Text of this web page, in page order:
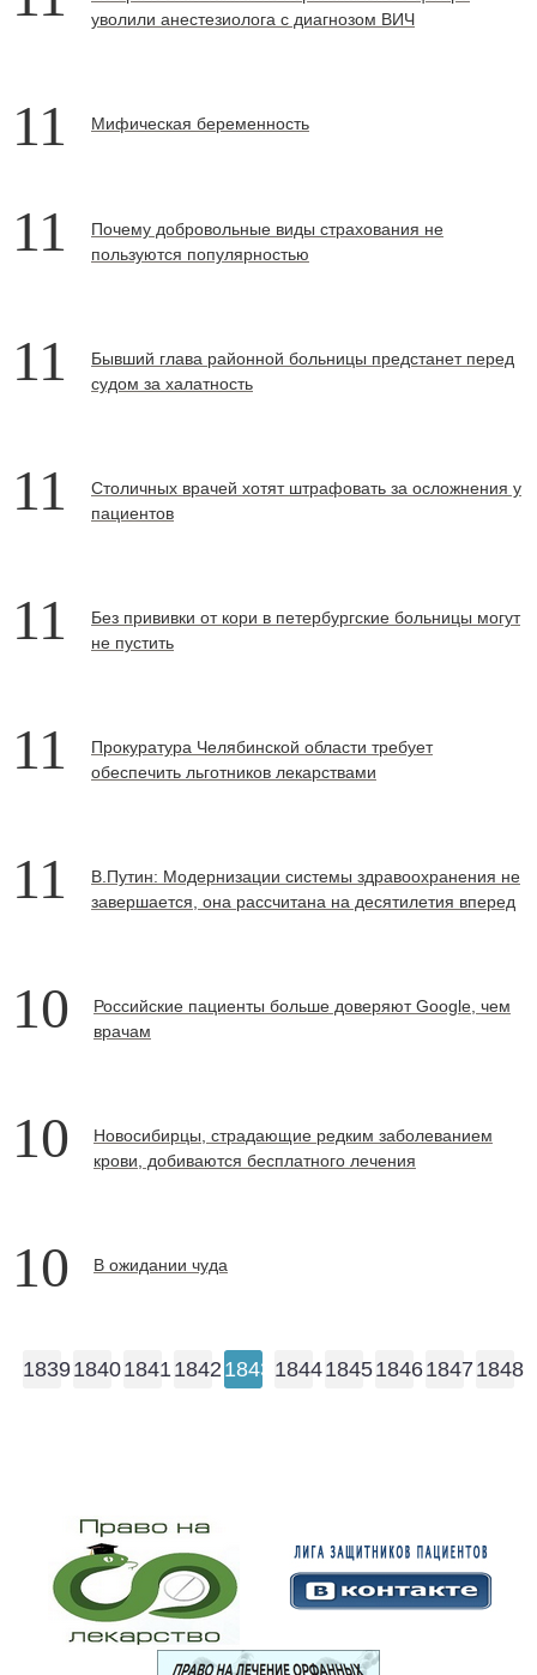
уволили анестезиолога с диагнозом ВИЧ
11 Мифическая беременность
11
Почему добровольные виды страхования не
пользуются популярностью
11
Бывший глава районной больницы предстанет перед
судом за халатность
11
Столичных врачей хотят штрафовать за осложнения у
пациентов
11
Без прививки от кори в петербургские больницы могут
не пустить
11
Прокуратура Челябинской области требует
обеспечить льготников лекарствами
11
В.Путин: Модернизации системы здравоохранения не
завершается, она рассчитана на десятилетия вперед
10
Российские пациенты больше доверяют Google, чем
врачам
10
Новосибирцы, страдающие редким заболеванием
крови, добиваются бесплатного лечения
10 В ожидании чуда
183918401841 1842 1843 1844184518461847 1848